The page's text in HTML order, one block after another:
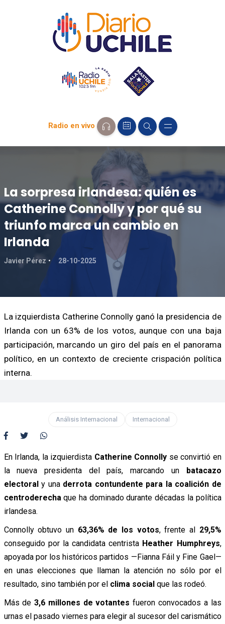
Radio en vivo
La sorpresa irlandesa: quién es
Catherine Connolly y por qué su
triunfo marca un cambio en
Irlanda
Javier Pérez 28-10-2025
La izquierdista Catherine Connolly ganó la presidencia de
Irlanda con un 63% de los votos, aunque con una baja
participación, marcando un giro del país en el panorama
político, en un contexto de creciente crispación política
interna.
Análisis Internacional Internacional
En Irlanda, la izquierdista Catherine Connolly se convirtió en
la nueva presidenta del país, marcando un batacazo
electoraly una derrota contundente para la coalición de
centroderecha que ha dominado durante décadas la política
irlandesa.
Connolly obtuvo un 63,36% de los votos, frente al 29,5%
conseguido por la candidata centrista Heather Humphreys,
apoyada por los históricos partidos —Fianna Fáil y Fine Gael—
en unas elecciones que llaman la atención no sólo por el
resultado, sino también por el clima socialque las rodeó.
Más de3,6 millones de votantes fueron convocados a las
urnas el pasado viernes para elegir al sucesor del carismático